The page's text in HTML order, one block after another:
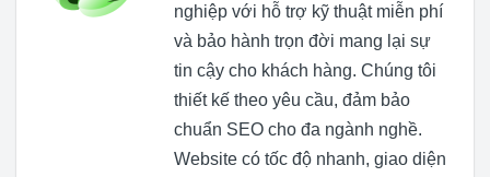
nghiệp với hỗ trợ kỹ thuật miễn phí
và bảo hành trọn đời mang lại sự
tin cậy cho khách hàng. Chúng tôi
thiết kế theo yêu cầu, đảm bảo
chuẩn SEO cho đa ngành nghề.
Website có tốc độ nhanh, giao diện